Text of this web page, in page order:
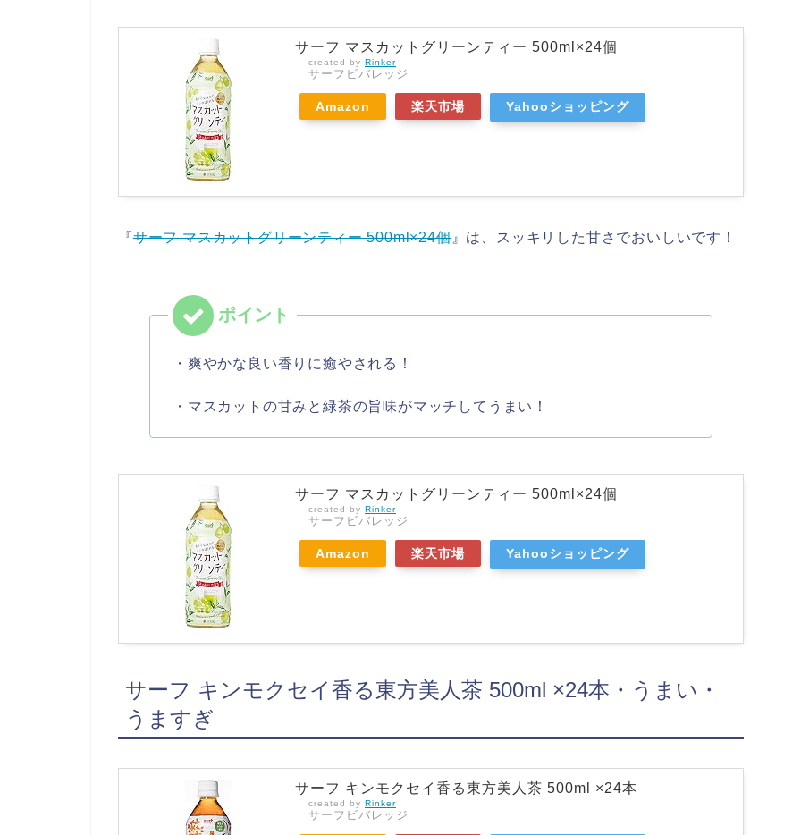
サーフ マスカットグリーンティー 500ml×24個
created by Rinker
サーフビバレッジ
Amazon 楽天市場 Yahooショッピング
『サーフ マスカットグリーンティー 500ml×24個』は、スッキリした甘さでおいしいです！
・爽やかな良い香りに癒やされる！
・マスカットの甘みと緑茶の旨味がマッチしてうまい！
サーフ マスカットグリーンティー 500ml×24個
created by Rinker
サーフビバレッジ
Amazon 楽天市場 Yahooショッピング
サーフ キンモクセイ香る東方美人茶 500ml ×24本・うまい・
うますぎ
サーフ キンモクセイ香る東方美人茶 500ml ×24本
created by Rinker
サーフビバレッジ